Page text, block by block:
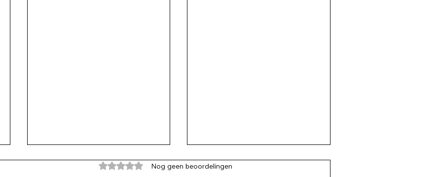
Beoordeeld met 0 uit 5 sterren.
Nog geen beoordelingen